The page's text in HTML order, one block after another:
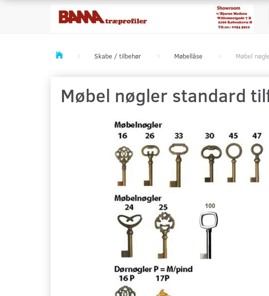
Skabe / tilbehør Møbellåse Møbel
Møbel nøgler standard